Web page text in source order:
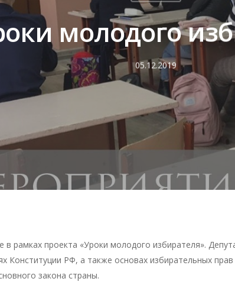
молодого
05.12.2019
рамках проекта «Уроки молодого избирателя».
Конституции РФ, а также основах избирательных
закона страны.